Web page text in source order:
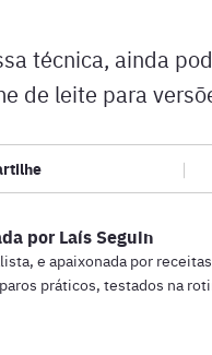
técnica, ainda
de leite para
|
porLaís Seguin
e apaixonada por
práticos, testados na